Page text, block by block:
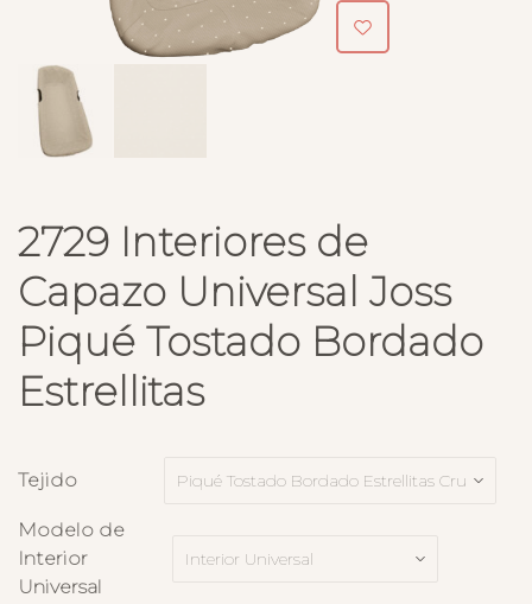
2729 Interiores de
Capazo Universal Joss
Piqué Tostado Bordado
Estrellitas
Tejido
Modelo de
Interior
Universal